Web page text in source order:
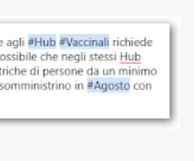
parlare di ricompense,
avevamo mai visto
fatto. Se non sei stato
di farti sentire una
un vaccino che minacci le